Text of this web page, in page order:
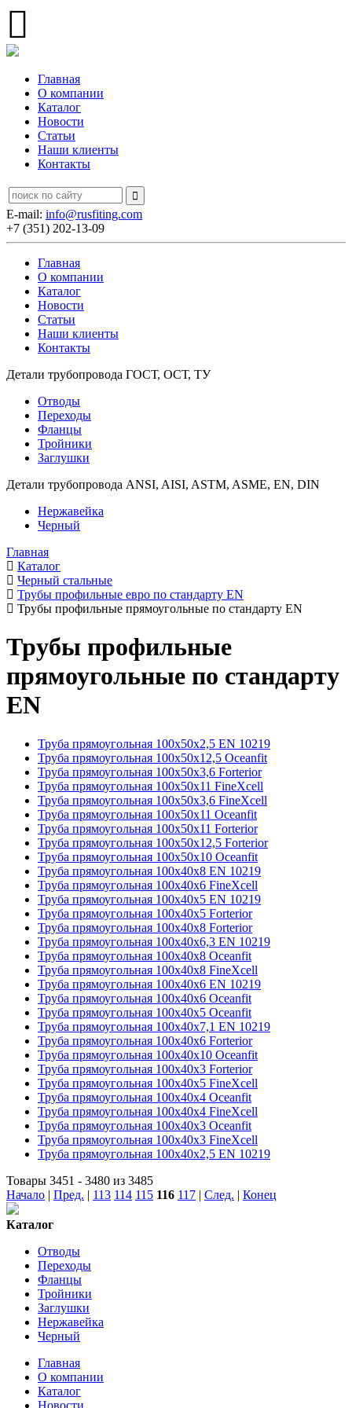
Главная
О компании
Каталог
Новости
Статьи
Наши клиенты
Контакты
E-mail: info@rusfiting.com
+7 (351) 202-13-09
Главная
О компании
Каталог
Новости
Статьи
Наши клиенты
Контакты
Детали трубопровода ГОСТ, ОСТ, ТУ
Отводы
Переходы
Фланцы
Тройники
Заглушки
Детали трубопровода ANSI, AISI, ASTM, ASME, EN, DIN
Нержавейка
Черный
Главная
Каталог
Черный стальные
Трубы профильные евро по стандарту EN
Трубы профильные прямоугольные по стандарту EN
Трубы профильные
прямоугольные по стандарту
EN
Труба прямоугольная 100х50х2,5 EN 10219
Труба прямоугольная 100х50х12,5 Oceanfit
Труба прямоугольная 100х50х3,6 Forterior
Труба прямоугольная 100х50х11 FineXcell
Труба прямоугольная 100х50х3,6 FineXcell
Труба прямоугольная 100х50х11 Oceanfit
Труба прямоугольная 100х50х11 Forterior
Труба прямоугольная 100х50х12,5 Forterior
Труба прямоугольная 100х50х10 Oceanfit
Труба прямоугольная 100х40х8 EN 10219
Труба прямоугольная 100х40х6 FineXcell
Труба прямоугольная 100х40х5 EN 10219
Труба прямоугольная 100х40х5 Forterior
Труба прямоугольная 100х40х8 Forterior
Труба прямоугольная 100х40х6,3 EN 10219
Труба прямоугольная 100х40х8 Oceanfit
Труба прямоугольная 100х40х8 FineXcell
Труба прямоугольная 100х40х6 EN 10219
Труба прямоугольная 100х40х6 Oceanfit
Труба прямоугольная 100х40х5 Oceanfit
Труба прямоугольная 100х40х7,1 EN 10219
Труба прямоугольная 100х40х6 Forterior
Труба прямоугольная 100х40х10 Oceanfit
Труба прямоугольная 100х40х3 Forterior
Труба прямоугольная 100х40х5 FineXcell
Труба прямоугольная 100х40х4 Oceanfit
Труба прямоугольная 100х40х4 FineXcell
Труба прямоугольная 100х40х3 Oceanfit
Труба прямоугольная 100х40х3 FineXcell
Труба прямоугольная 100х40х2,5 EN 10219
Товары 3451 - 3480 из 3485
Начало | Пред. | 113 114 115 116 117 | След. | Конец
Каталог
Отводы
Переходы
Фланцы
Тройники
Заглушки
Нержавейка
Черный
Главная
О компании
Каталог
Новости